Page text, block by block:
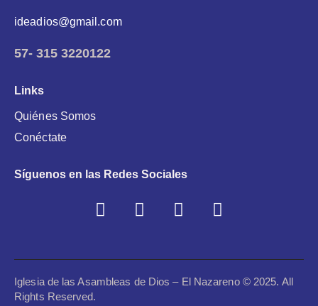
ideadios@gmail.com
57- 315 3220122
Links
Quiénes Somos
Conéctate
Síguenos en las Redes Sociales
Iglesia de las Asambleas de Dios – El Nazareno © 2025. All
Rights Reserved.